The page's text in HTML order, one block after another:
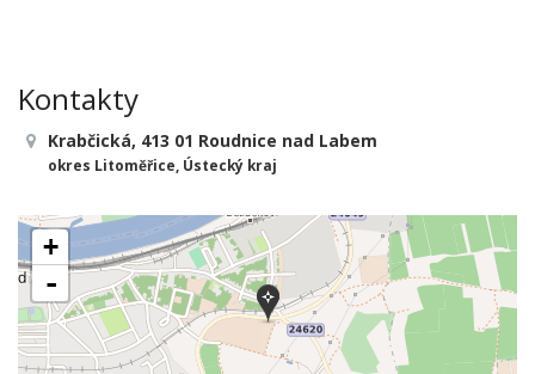
Kontakty
Krabčická, 413 01 Roudnice nad Labem
okres Litoměřice, Ústecký kraj
+
-